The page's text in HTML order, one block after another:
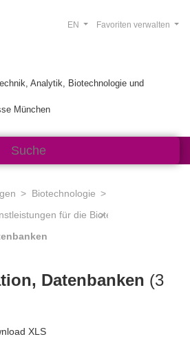
Analytik, Biotechnologie und
München
Favoriten verwalten
EN
Biotechnologie
für die Biotechnologie
Datenbanken (3
XLS